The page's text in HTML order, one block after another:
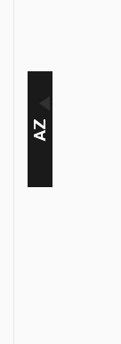
АZ